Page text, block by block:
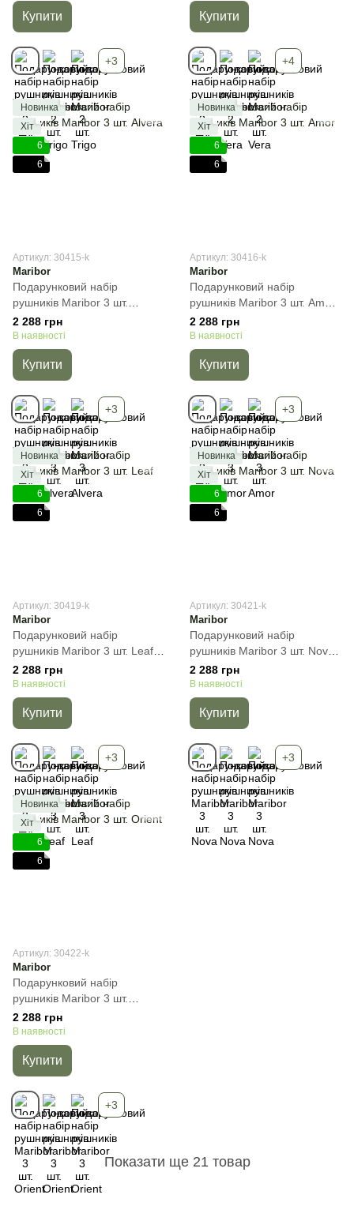
Купити
+3
Купити
+4
Новинка
Хіт
6
6
Артикул: 30415-k
Maribor
Подарунковий набір
рушників Maribor 3 шт.
Alvera, Молочний, 3пр
(30х50+50х90+70х140) см,
Набір
2 288 грн
В наявності
Купити
+3
Новинка
Хіт
6
6
Артикул: 30416-k
Maribor
Подарунковий набір
рушників Maribor 3 шт. Amor,
Cиній, 3пр
(30х50+50х90+70х140) см,
Набір
2 288 грн
В наявності
Купити
+3
Новинка
Хіт
6
6
Артикул: 30419-k
Maribor
Подарунковий набір
рушників Maribor 3 шт. Leaf,
Темно-сірий, 3пр
(30х50+50х90+70х140) см,
Набір
2 288 грн
В наявності
Купити
+3
Новинка
Хіт
6
6
Артикул: 30421-k
Maribor
Подарунковий набір
рушників Maribor 3 шт. Nova,
Молочний, 3пр
(30х50+50х90+70х140) см,
Набір
2 288 грн
В наявності
Купити
+3
Новинка
Хіт
6
6
Артикул: 30422-k
Maribor
Подарунковий набір
рушників Maribor 3 шт.
Orient, Молочний, 3пр
(30х50+50х90+70х140) см,
Набір
2 288 грн
В наявності
Купити
+3
Показати ще 21 товар